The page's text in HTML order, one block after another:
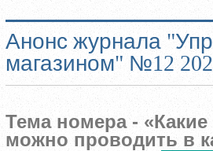
Анонс журнала
магазином" №12
Тема номера -
можно проводить в